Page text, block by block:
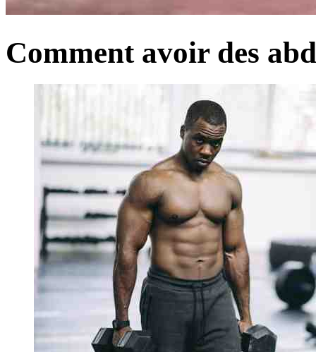
Comment avoir des